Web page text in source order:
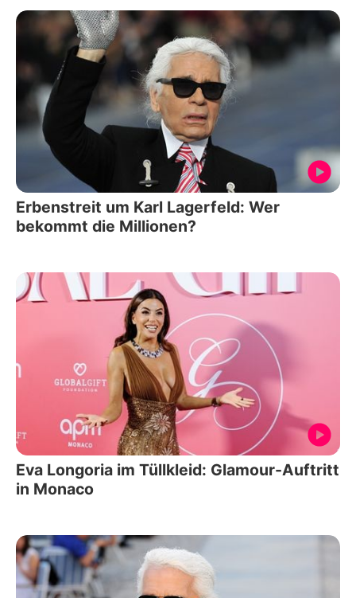
Erbenstreit um Karl Lagerfeld: Wer
bekommt die Millionen?
Eva Longoria im Tüllkleid: Glamour-Auftritt
in Monaco